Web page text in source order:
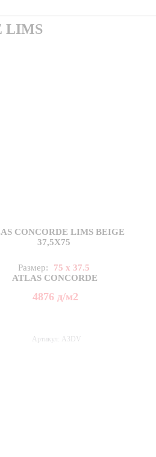
LIMS
CONCORDE LIMS BEIGE
37,5X75
Размер:
75 x 37.5
ATLAS CONCORDE
4876 д/м2
Артикул: A3DV